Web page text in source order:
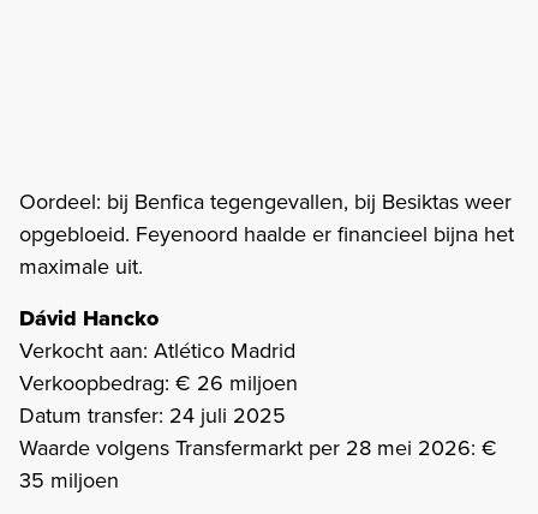
Oordeel: bij Benfica tegengevallen, bij Besiktas weer
opgebloeid. Feyenoord haalde er financieel bijna het
maximale uit.
Dávid Hancko
Verkocht aan: Atlético Madrid
Verkoopbedrag: € 26 miljoen
Datum transfer: 24 juli 2025
Waarde volgens Transfermarkt per 28 mei 2026: €
35 miljoen